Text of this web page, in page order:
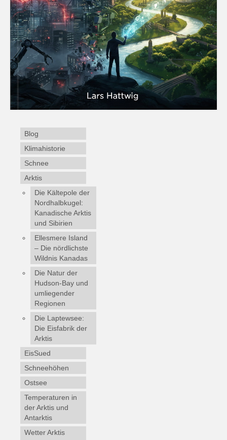
Blog
Klimahistorie
Schnee
Arktis
Die Kältepole der
Nordhalbkugel:
Kanadische Arktis
und Sibirien
Ellesmere Island
– Die nördlichste
Wildnis Kanadas
Die Natur der
Hudson-Bay und
umliegender
Regionen
Die Laptewsee:
Die Eisfabrik der
Arktis
EisSued
Schneehöhen
Ostsee
Temperaturen in
der Arktis und
Antarktis
Wetter Arktis